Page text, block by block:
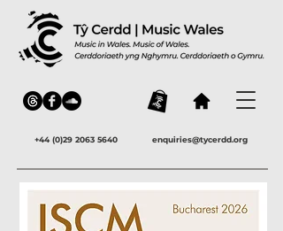
+44 (0)29 2063 5640 enquiries@tycerdd.org